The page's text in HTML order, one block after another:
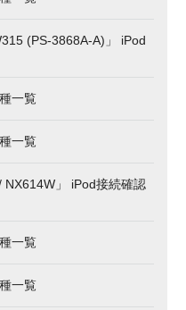
(PS-3868A-A)」 iPod
一覧
一覧
NX614W」 iPod接続確認
一覧
一覧